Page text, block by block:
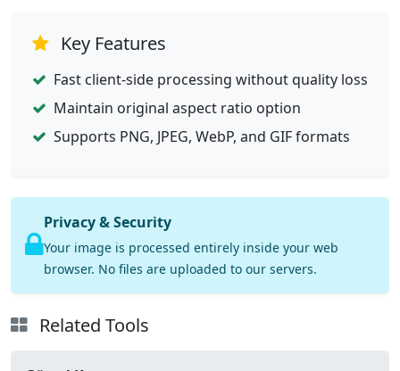
Key Features
Fast client-side processing without quality loss
Maintain original aspect ratio option
Supports PNG, JPEG, WebP, and GIF formats
Privacy & Security
Your image is processed entirely inside your web
browser. No files are uploaded to our servers.
Related Tools